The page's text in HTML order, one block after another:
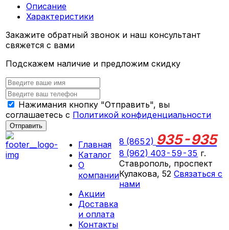
Описание
Характеристики
Закажите обратный звонок и наш консультант
свяжется с вами
Подскажем наличие и предложим скидку
Нажимания кнопку "Отправить", вы
соглашаетесь с Политикой конфиденциальности
Отправить
Главная
Каталог
О
компании
Акции
Доставка
и оплата
Контакты
8 (8652) 935-935
8 (962) 403-59-35 г.
Ставрополь, проспект
Кулакова, 52Связаться с
нами